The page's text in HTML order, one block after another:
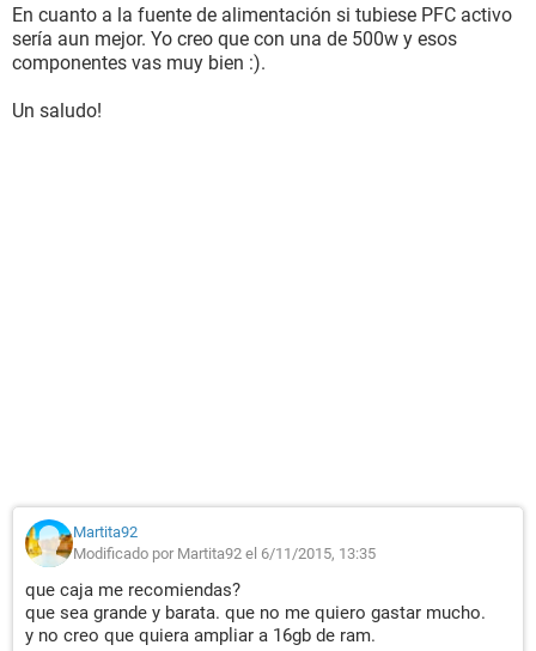
En cuanto a la fuente de alimentación si tubiese PFC activo
sería aun mejor. Yo creo que con una de 500w y esos
componentes vas muy bien :).
Un saludo!
Martita92
Modificado por Martita92 el 6/11/2015, 13:35
que caja me recomiendas?
que sea grande y barata. que no me quiero gastar mucho.
y no creo que quiera ampliar a 16gb de ram.